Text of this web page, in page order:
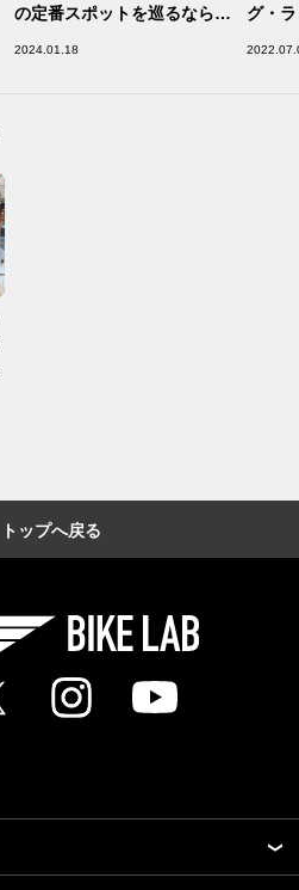
の定番スポットを巡るならこ
すすめスポット／島根県 編】
2024.01.18
グ・
トップへ戻る